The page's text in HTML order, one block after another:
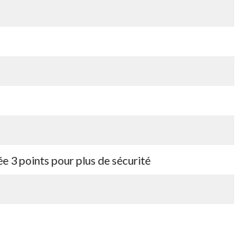
3 points pour plus de sécurité